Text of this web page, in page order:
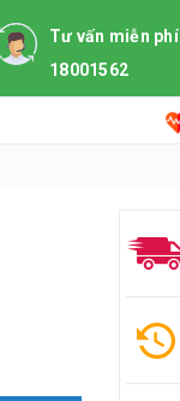
Tư vấn miễn phí
18001562